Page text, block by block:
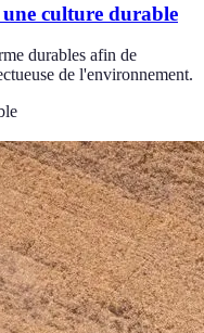
culture durable
durables afin de
de l'environnement.